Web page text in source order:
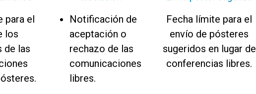
para el
los
de las
Notificación de
aceptación o
rechazo de las
comunicaciones
libres.
Fecha límite para el
envío de pósteres
sugeridos en lugar de
conferencias libres.